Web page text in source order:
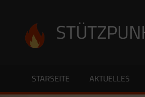
springen
STARSEITE AKTUELLES